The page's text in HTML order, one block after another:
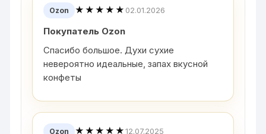
Ozon ★★★★★ 02.01.2026
Покупатель Ozon
Спасибо большое. Духи сухие
невероятно идеальные, запах вкусной
конфеты
Ozon ★★★★★12.07.2025